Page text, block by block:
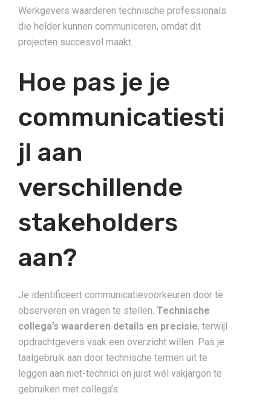
Werkgevers waarderen technische professionals
die helder kunnen communiceren, omdat dit
projecten succesvol maakt.
Hoe pas je je
communicatiesti
jl aan
verschillende
stakeholders
aan?
Je identificeert communicatievoorkeuren door te
observeren en vragen te stellen. Technische
collega’s waarderen details en precisie, terwijl
opdrachtgevers vaak een overzicht willen. Pas je
taalgebruik aan door technische termen uit te
leggen aan niet-technici en juist wél vakjargon te
gebruiken met collega’s.